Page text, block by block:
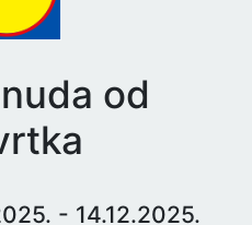
od
- 14.12.2025.